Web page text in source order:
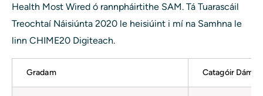
Health Most Wired ó rannpháirtithe SAM. Tá Tuarascáil
Treochtaí Náisiúnta 2020 le heisiúint i mí na Samhna le
linn CHIME20 Digiteach.
Gradam Catagóir